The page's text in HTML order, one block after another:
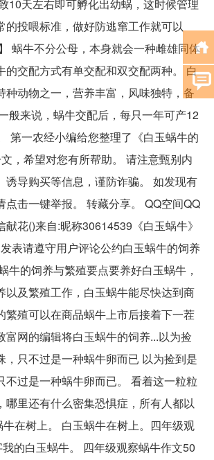
10天左右即可孵化出幼蜗，这时候管理
的投喂标准，做好防逃窜工作就可以
蜗牛不分公母，本身就会一种雌雄同体
的交配方式有单交配和双交配两种。 白
种动物之一，营养丰富，风味独特，备
般来说，蜗牛交配后，每只一年可产12
第一农经小编给您整理了《白玉蜗牛的
，希望对您有所帮助。 请注意甄别内
诱导购买等信息，谨防诈骗。 如发现有
点击一键举报。 转藏分享。 QQ空间QQ
花()来自:昵称30614539《白玉蜗牛》
表请遵守用户评论公约白玉蜗牛的饲养
牛的饲养与繁殖要点要养好白玉蜗牛，
以及繁殖工作，白玉蜗牛能尽快达到商
繁殖可以在商品蜗牛上市后接着下一茬
富网的编辑将白玉蜗牛的饲养...以为捡
，只不过是一种蜗牛卵而已 以为捡到是
不过是一种蜗牛卵而已。 看着这一粒粒
哪里还有什么密集恐惧症，所有人都以
在树上。 白玉蜗牛在树上。四年级观
的白玉蜗牛。 四年级观察蜗牛作文50